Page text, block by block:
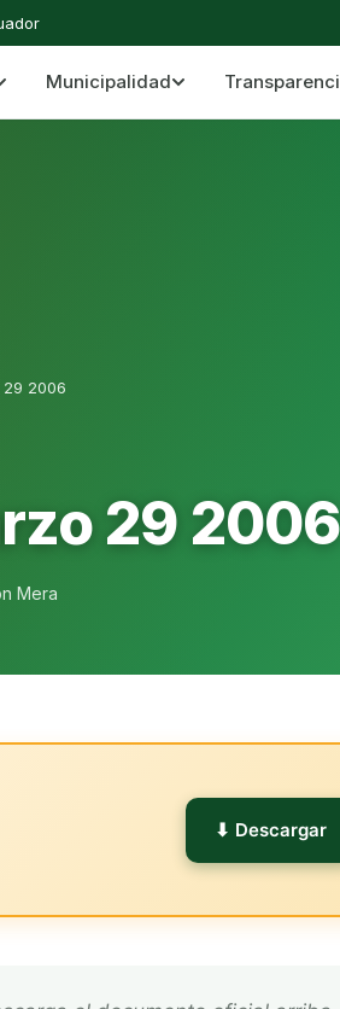
Mera Cantón Mera · Pastaza ·
Municipalidad
2006
29 2006
Mera
⬇ Descargar